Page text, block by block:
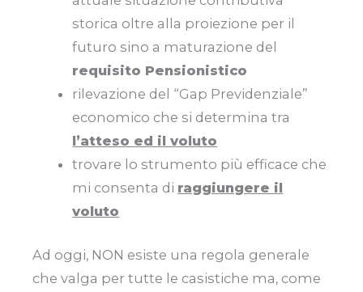
storica oltre alla proiezione per il
futuro sino a maturazione del
requisito Pensionistico
rilevazione del “Gap Previdenziale”
economico che si determina tra
l’atteso ed il voluto
trovare lo strumento più efficace che
mi consenta di raggiungere il
voluto
Ad oggi, NON esiste una regola generale
che valga per tutte le casistiche ma, come